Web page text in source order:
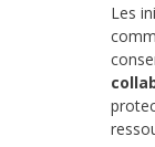
Les